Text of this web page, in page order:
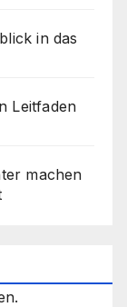
in das
Leitfaden
machen